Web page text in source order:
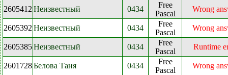
2605412 Неизвестный 0434
Free
Pascal
Wrong
2605392 Неизвестный 0434
Free
Pascal
Wrong
2605385Неизвестный 0434
Free
Pascal
Runtime
2601728Белова Таня 0434
Free
Pascal
Wrong